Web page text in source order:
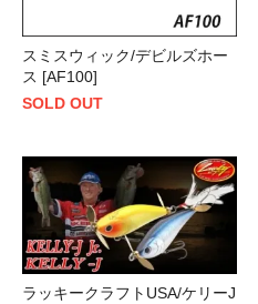
スミスウィック/デビルズホー
ス [AF100]
SOLD OUT
ラッキークラフトUSA/ケリーJ